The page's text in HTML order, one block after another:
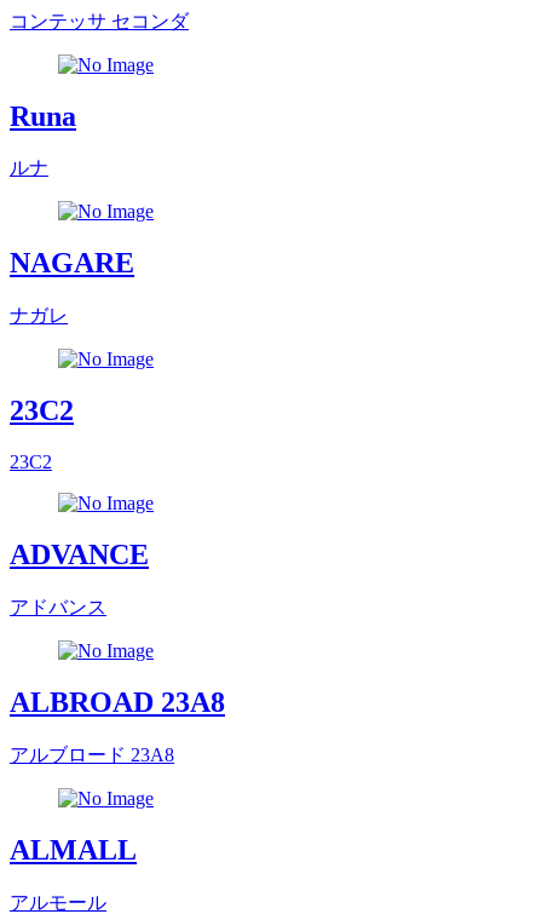
コンテッサ セコンダ
Runa
ルナ
NAGARE
ナガレ
23C2
23C2
ADVANCE
アドバンス
ALBROAD 23A8
アルブロード 23A8
ALMALL
アルモール